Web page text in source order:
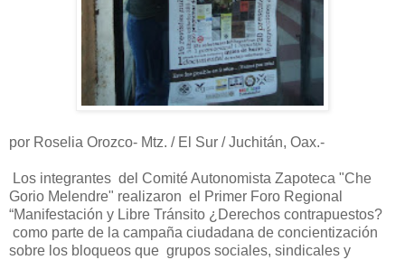
por Roselia Orozco- Mtz. / El Sur / Juchitán, Oax.-
Los integrantes del Comité Autonomista Zapoteca "Che
Gorio Melendre" realizaron el Primer Foro Regional
“Manifestación y Libre Tránsito ¿Derechos contrapuestos?
como parte de la campaña ciudadana de concientización
sobre los bloqueos que grupos sociales, sindicales y